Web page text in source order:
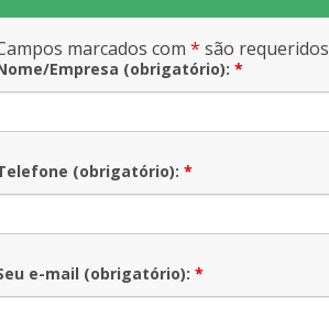
sistemas de banco de dados
marcados com* são requeridos
Empresa (obrigatório):*
(obrigatório):*
e-mail (obrigatório):*